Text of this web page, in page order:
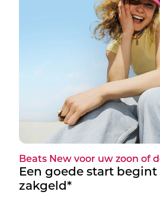
Beats New voor uw zoon of
Een goede start
zakgeld*